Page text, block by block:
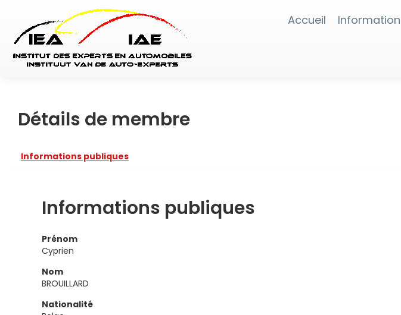
Accueil Information
Détails de membre
Informations publiques
Informations publiques
Prénom
Cyprien
Nom
BROUILLARD
Nationalité